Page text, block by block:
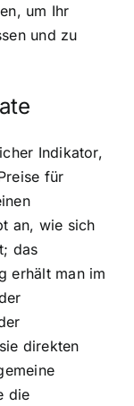
um Ihr
und zu
Indikator,
für
an, wie sich
das
erhält man im
direkten
die